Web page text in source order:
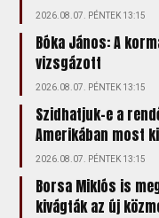
2026.08.07. PÉNTEK 13:15
Bóka János: A
vizsgázott
2026.08.07. PÉNTEK 13:15
Szidhatjuk-e a
Amerikában most
2026.08.07. PÉNTEK 13:15
Borsa Miklós is
kivágták az új